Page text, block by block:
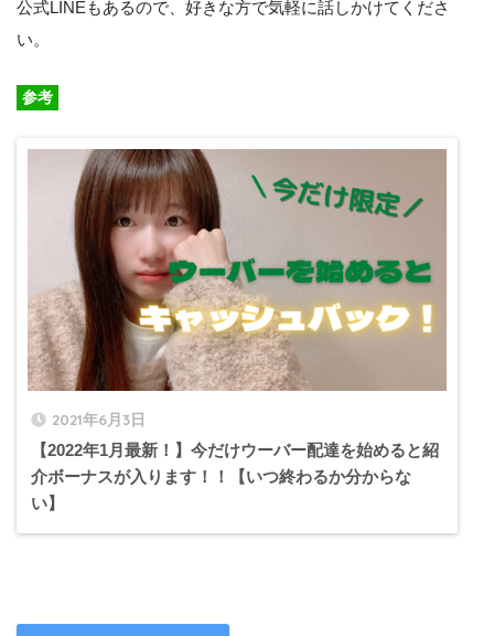
公式LINEもあるので、好きな方で気軽に話しかけてくださ
い。
参考
2021年6月3日
【2022年1月最新！】今だけウーバー配達を始めると紹
介ボーナスが入ります！！【いつ終わるか分からな
い】